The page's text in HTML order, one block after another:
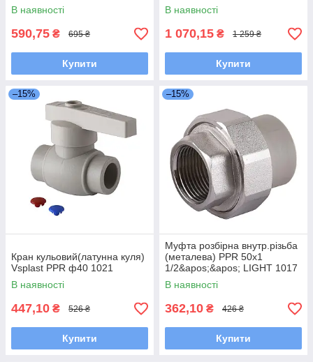
В наявності
590,75 ₴ 695 ₴
Купити
В наявності
1 070,15 ₴ 1 259 ₴
Купити
–15%
Кран кульовий(латунна куля)
Vsplast PPR ф40 1021
В наявності
447,10 ₴ 526 ₴
Купити
–15%
Муфта розбірна внутр.різьба
(металева) PPR 50х1
1/2&apos;&apos; LIGHT 1017
В наявності
362,10 ₴ 426 ₴
Купити